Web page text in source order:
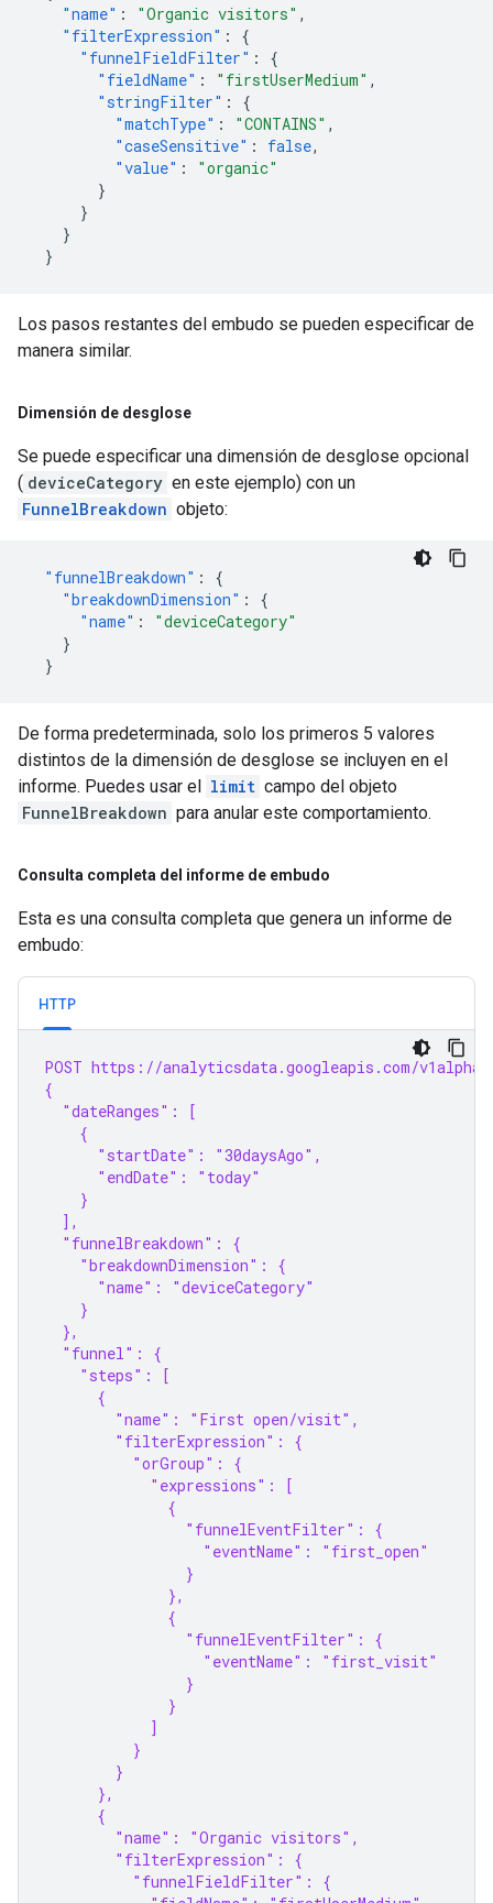
"name" : "Organic visitors" ,
"filterExpression" :
{
"funnelFieldFilter" :
{
"fieldName" : "firstUserMedium" ,
"stringFilter" :
{
"matchType" : "CONTAINS" ,
"caseSensitive" : false,
"value" :
"organic"
}
}
}
}
Los pasos restantes del embudo se pueden especificar de
manera similar.
Dimensión de desglose
Se puede especificar una dimensión de desglose opcional
( deviceCategory en este ejemplo) con un
FunnelBreakdown objeto:
"funnelBreakdown" :
{
"breakdownDimension" :
{
"name" :
"deviceCategory"
}
}
De forma predeterminada, solo los primeros 5 valores
distintos de la dimensión de desglose se incluyen en el
informe. Puedes usar el limit campo del objeto
FunnelBreakdown para anular este comportamiento.
Consulta completa del informe de embudo
Esta es una consulta completa que genera un informe de
embudo:
HTTP
POST https://analyticsdata.googleapis.com/v1alpha/
{
  "dateRanges": [
    {
      "startDate": "30daysAgo",
      "endDate": "today"
    }
  ],
  "funnelBreakdown": {
    "breakdownDimension": {
      "name": "deviceCategory"
    }
  },
  "funnel": {
    "steps": [
      {
        "name": "First open/visit",
        "filterExpression": {
          "orGroup": {
            "expressions": [
              {
                "funnelEventFilter": {
                  "eventName": "first_open"
                }
              },
              {
                "funnelEventFilter": {
                  "eventName": "first_visit"
                }
              }
            ]
          }
        }
      },
      {
        "name": "Organic visitors",
        "filterExpression": {
          "funnelFieldFilter": {